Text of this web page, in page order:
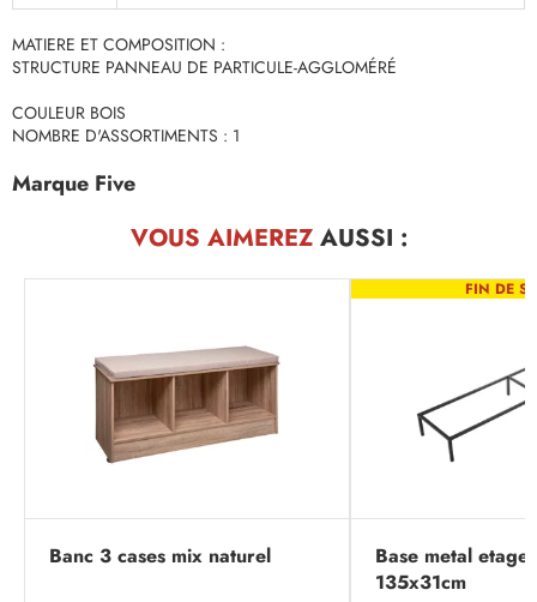
MATIERE ET COMPOSITION :
STRUCTURE PANNEAU DE PARTICULE-AGGLOMÉRÉ
COULEUR BOIS
NOMBRE D'ASSORTIMENTS : 1
Marque Five
VOUS AIMEREZAUSSI :
Banc 3 cases mix naturel
FIN DE
Base metal
135x31cm